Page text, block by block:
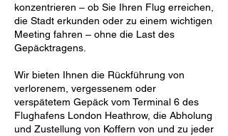
konzentrieren – ob Sie Ihren Flug erreichen,
die Stadt erkunden oder zu einem wichtigen
Meeting fahren – ohne die Last des
Gepäcktragens.
Wir bieten Ihnen die Rückführung von
verlorenem, vergessenem oder
verspätetem Gepäck vom Terminal 6 des
Flughafens London Heathrow, die Abholung
und Zustellung von Koffern von und zu jeder